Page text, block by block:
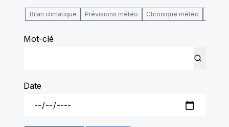
Bilan climatique Prévisions météo Chronique météo
Mot-clé
Date